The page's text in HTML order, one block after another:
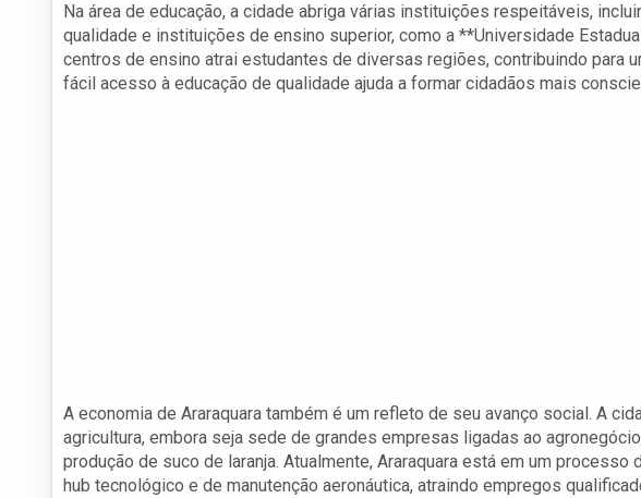
Na área de educação, a cidade abriga várias instituições respeitáveis,
qualidade e instituições de ensino superior, como a **Universidade
centros de ensino atrai estudantes de diversas regiões, contribuindo para
fácil acesso à educação de qualidade ajuda a formar cidadãos mais
A economia de Araraquara também é um refleto de seu avanço social. A
agricultura, embora seja sede de grandes empresas ligadas ao
produção de suco de laranja. Atualmente, Araraquara está em um
hub tecnológico e de manutenção aeronáutica, atraindo empregos